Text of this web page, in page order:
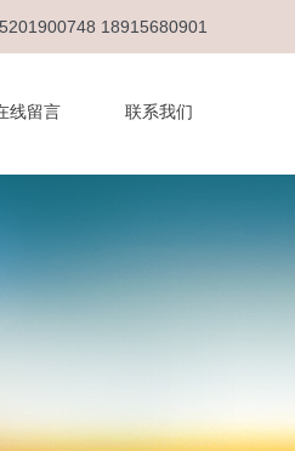
18915680901
线留言 联系我们